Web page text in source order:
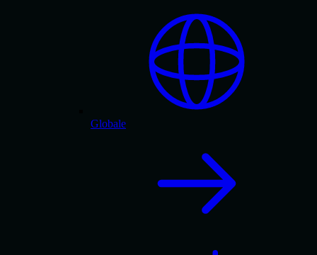
Globale